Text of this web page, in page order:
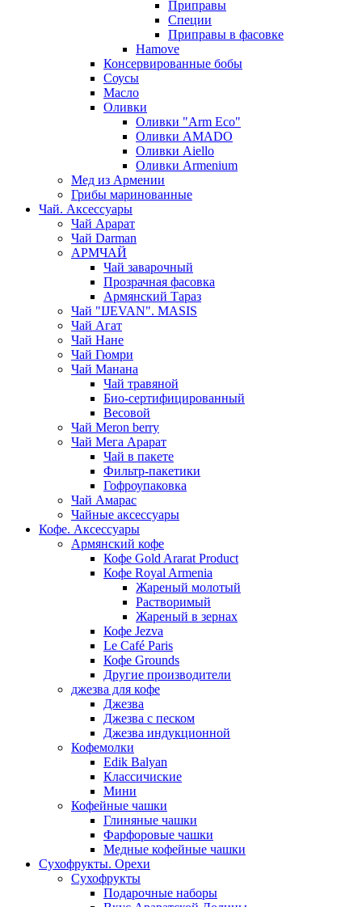
Приправы
Специи
Приправы в фасовке
Hamove
Консервированные бобы
Соусы
Масло
Оливки
Оливки "Arm Eco"
Оливки AMADO
Оливки Aiello
Оливки Armenium
Мед из Армении
Грибы маринованные
Чай. Аксессуары
Чай Арарат
Чай Darman
АРМЧАЙ
Чай заварочный
Прозрачная фасовка
Армянский Тараз
Чай "IJEVAN". MASIS
Чай Агат
Чай Нане
Чай Гюмри
Чай Манана
Чай травяной
Био-сертифицированный
Весовой
Чай Meron berry
Чай Мега Арарат
Чай в пакете
Фильтр-пакетики
Гофроупаковка
Чай Амарас
Чайные аксессуары
Кофе. Аксессуары
Армянский кофе
Кофе Gold Ararat Product
Кофе Royal Armenia
Жареный молотый
Растворимый
Жареный в зернах
Кофе Jezva
Le Café Paris
Кофе Grounds
Другие производители
джезва для кофе
Джезва
Джезва с песком
Джезва индукционной
Кофемолки
Edik Balyan
Классичиские
Мини
Кофейные чашки
Глиняные чашки
Фарфоровые чашки
Медные кофейные чашки
Сухофрукты. Орехи
Сухофрукты
Подарочные наборы